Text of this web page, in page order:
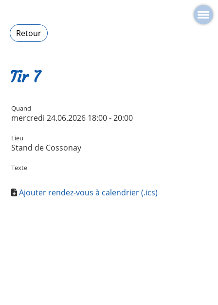
Retour
Tir 7
Quand
mercredi 24.06.2026 18:00 - 20:00
Lieu
Stand de Cossonay
Texte
Ajouter rendez-vous à calendrier (.ics)